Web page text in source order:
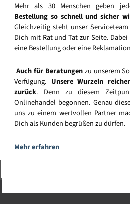
Mehr als 30 Menschen geben
Bestellung so schnell und sicher
Gleichzeitig steht unser
Dich mit Rat und Tat zur Seite.
eine Bestellung oder eine
Auch für Beratungenzu unserem
Verfügung. Unsere Wurzeln
zurück. Denn zu diesem
Onlinehandel begonnen. Genau
uns zu einem wertvollen Partner
Dich als Kunden begrüßen zu dürfen.
Mehr erfahren